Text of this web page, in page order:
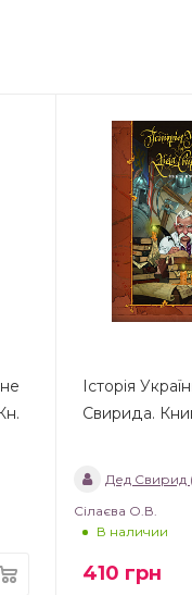
Історія
Свирида.
Дед Свирид
Сілаєва О.В.
В наличии
410 грн